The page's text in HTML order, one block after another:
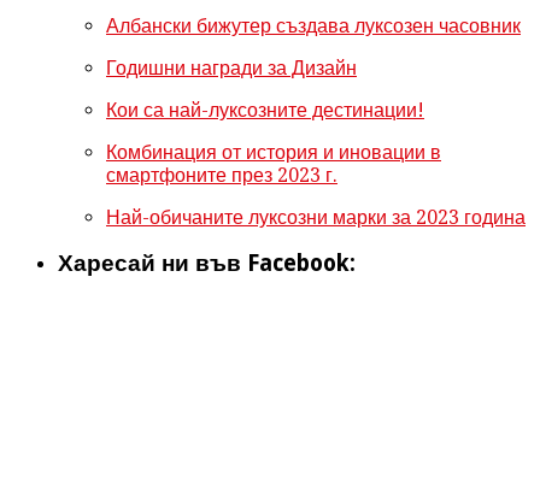
Албански бижутер създава луксозен часовник
Годишни награди за Дизайн
Кои са най-луксозните дестинации!
Комбинация от история и иновации в
смартфоните през 2023 г.
Най-обичаните луксозни марки за 2023 година
Харесай ни във Facebook: